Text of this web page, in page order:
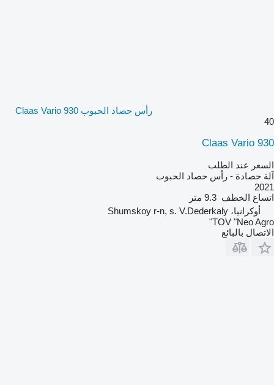
رأس حصاد الحبوب Claas Vario 930
40
Claas Vario 930
السعر عند الطلب
آلة حصادة - رأس حصاد الحبوب
2021
اتساع الخطف 9.3 متر
أوكرانيا، Shumskoy r-n, s. V.Dederkaly
TOV "Neo Agro"
الاتصال بالبائع